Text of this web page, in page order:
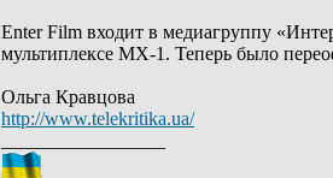
Enter Film входит в медиагруппу
мультиплексе МХ-1. Теперь было
Ольга Кравцова
http://www.telekritika.ua/